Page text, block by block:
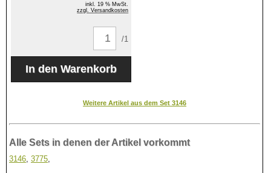
inkl. 19 % MwSt.
zzgl. Versandkosten
/1
Weitere Artikel aus dem Set 3146
Alle Sets in denen der Artikel vorkommt
3146 3775